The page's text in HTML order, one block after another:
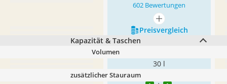
602 Bewertungen
mehr anzeigen
Preis­vergleich
Kapazität & Taschen
Volumen
30 l
zusätzlicher Stauraum